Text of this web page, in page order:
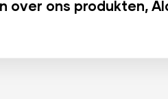
over ons produkten,